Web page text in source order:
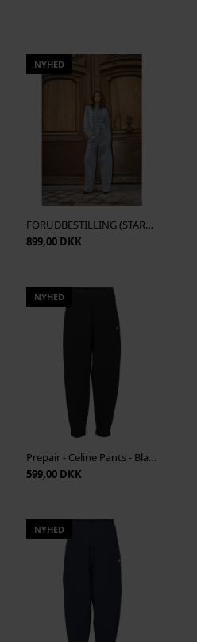
NYHED
FORUDBESTILLING (START SEP) Co' Couture - Jackson Barrel Jeans - Bleach Denim
899,00 DKK
NYHED
Prepair - Celine Pants - Black
599,00 DKK
NYHED